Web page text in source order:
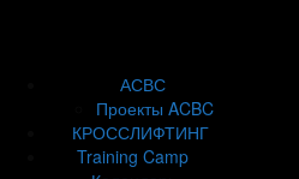
АСВС
Проекты ACBC
КРОССЛИФТИНГ
Training Camp